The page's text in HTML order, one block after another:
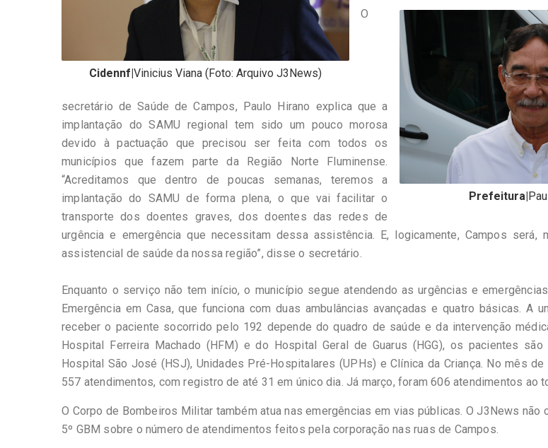
Cidennf|Vinicius Viana (Foto: Arquivo J3News)
Prefeitura|
O
secretário de Saúde de Campos, Paulo Hirano explica que a
implantação do SAMU regional tem sido um pouco morosa
devido à pactuação que precisou ser feita com todos os
municípios que fazem parte da Região Norte Fluminense.
“Acreditamos que dentro de poucas semanas, teremos a
implantação do SAMU de forma plena, o que vai facilitar o
transporte dos doentes graves, dos doentes das redes de
urgência e emergência que necessitam dessa assistência. E, logicamente, Campos será,
assistencial de saúde da nossa região”, disse o secretário.
Enquanto o serviço não tem início, o município segue atendendo as urgências e
Emergência em Casa, que funciona com duas ambulâncias avançadas e quatro básicas. A
receber o paciente socorrido pelo 192 depende do quadro de saúde e da intervenção
Hospital Ferreira Machado (HFM) e do Hospital Geral de Guarus (HGG), os pacientes são
Hospital São José (HSJ), Unidades Pré-Hospitalares (UPHs) e Clínica da Criança. No mês
557 atendimentos, com registro de até 31 em único dia. Já março, foram 606 atendimentos ao
O Corpo de Bombeiros Militar também atua nas emergências em vias públicas. O J3News não
5º GBM sobre o número de atendimentos feitos pela corporação nas ruas de Campos.